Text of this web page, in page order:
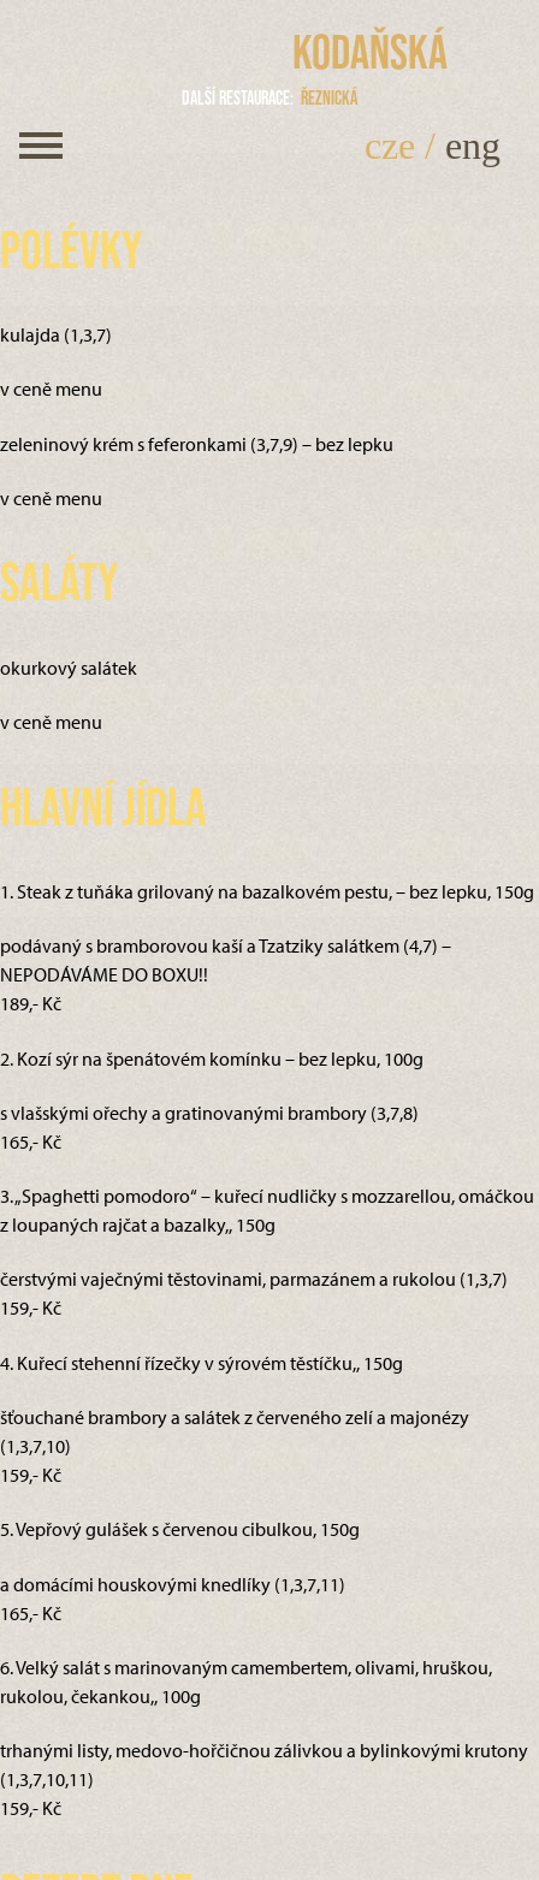
Kodaňská
Další restaurace Řeznická
cze / eng
Polévky
kulajda (1,3,7)
v ceně menu
zeleninový krém s feferonkami (3,7,9) – bez lepku
v ceně menu
Saláty
okurkový salátek
v ceně menu
Hlavní jídla
1. Steak z tuňáka grilovaný na bazalkovém pestu, – bez lepku, 150g
podávaný s bramborovou kaší a Tzatziky salátkem (4,7) –
NEPODÁVÁME DO BOXU!!
189,- Kč
2. Kozí sýr na špenátovém komínku – bez lepku, 100g
s vlašskými ořechy a gratinovanými brambory (3,7,8)
165,- Kč
3. „Spaghetti pomodoro“ – kuřecí nudličky s mozzarellou, omáčkou
z loupaných rajčat a bazalky,, 150g
čerstvými vaječnými těstovinami, parmazánem a rukolou (1,3,7)
159,- Kč
4. Kuřecí stehenní řízečky v sýrovém těstíčku,, 150g
šťouchané brambory a salátek z červeného zelí a majonézy
(1,3,7,10)
159,- Kč
5. Vepřový gulášek s červenou cibulkou, 150g
a domácími houskovými knedlíky (1,3,7,11)
165,- Kč
6. Velký salát s marinovaným camembertem, olivami, hruškou,
rukolou, čekankou,, 100g
trhanými listy, medovo-hořčičnou zálivkou a bylinkovými krutony
(1,3,7,10,11)
159,- Kč